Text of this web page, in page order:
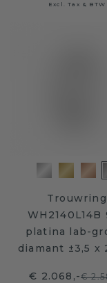
Excl. Tax & BTW
Trouwring
WH2140L14B
platina lab-
diamant ±3,5 x
€ 2.068,-€